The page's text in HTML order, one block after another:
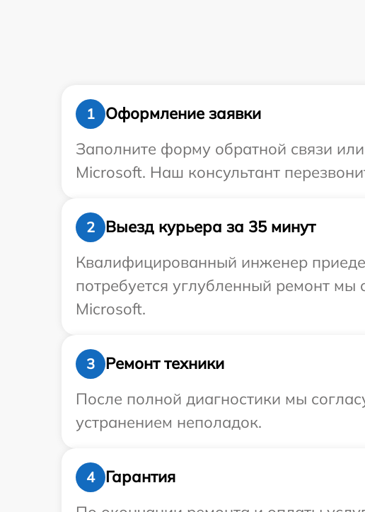
1
Оформление заявки
Заполните форму обратной связи
Microsoft. Наш консультант
2
Выезд курьера за 35 минут
Квалифицированный инженер
потребуется углубленный ремонт мы
Microsoft.
3
Ремонт техники
После полной диагностики мы
устранением неполадок.
4
Гарантия